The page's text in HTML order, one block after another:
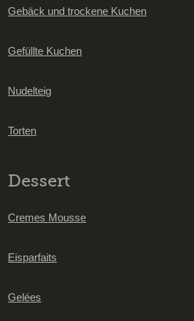
Gebäck und trockene Kuchen
Gefüllte Kuchen
Nudelteig
Torten
Dessert
Cremes Mousse
Eisparfaits
Gelées